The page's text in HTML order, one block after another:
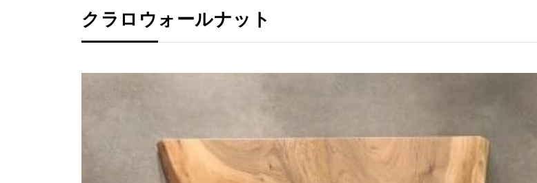
クラロウォールナット